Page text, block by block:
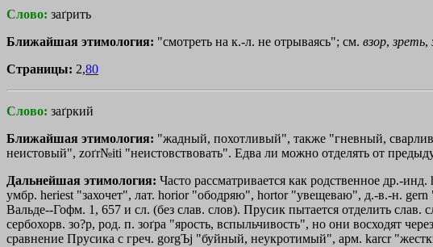
Слово: заґрить
Ближайшая этимология: "смотреть на к.-л. не отрываясь"; см. взор, зреть,
Страницы: 2,80
Слово: заґркий
Ближайшая этимология: "жадный, похотливый", также "гневный,
неистовый", zoґr№iti "неистовствовать". Едва ли можно отделять от
Дальнейшая этимология: Часто рассматривается как родственное др.-
умбр. heriest "захочет", лат. horior "ободряю", hortor "увещеваю", д.-в.-н.
Вальде--Гофм. 1, 657 и сл. (без слав. слов). Прусик пытается отделить
сербохорв. зо?р, род. п. зоґра "ярость, вспыльчивость", но они восходят
сравнение Прусика с греч. gorgЪj "буйный, неукротимый", арм. kаrсr